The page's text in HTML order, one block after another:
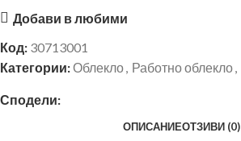
Добави в любими
Код: 30713001
Категории:Облекло, Работно облекло,
Сподели:
ОПИСАНИЕОТЗИВИ (0)